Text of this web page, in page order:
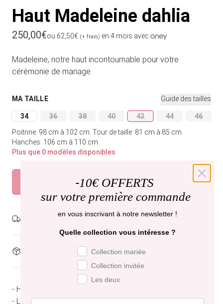
Haut Madeleine dahlia
Prix habituel
250,00€ou 62,50€ (+ frais) en 4 mois avec
Madeleine, notre haut incontournable pour votre
cérémonie de mariage.
MA TAILLE Guide des tailles
34
Variante épuisée ou indisponible
36
Variante épuisée ou indisponible
38
Variante épuisée ou indisponible
40
Variante épuisée ou indisponible
42
Variante épuisée ou
44
Variante
46
Poitrine: 98 cm à 102 cm. Tour de taille: 81 cm à 85 cm.
Hanches: 106 cm à 110 cm.
Plus que 0 modèles disponibles
Prévenez-moi
Livraison gratuite,recevez-la mercredi .
Paris et Bruxelles
- Haut en dentelle blanc cassé, motif dahlia
- Longueur depuis l’épaule de......
-10€ OFFERTS
sur votre première commande
en vous inscrivant à notre newsletter !
Quelle collection vous intéresse ?
Préférence de collection
Collection mariée
Collection invitée
Les deux